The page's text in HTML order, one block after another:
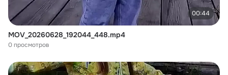
00:44
MOV_20260628_192044_448.mp4
0 просмотров